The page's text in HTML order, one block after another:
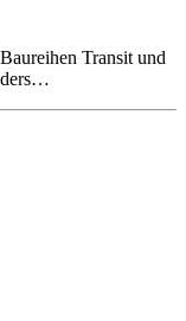
Transit und